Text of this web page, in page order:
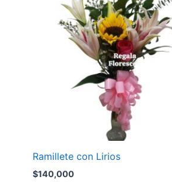
Ramillete con Lirios
$140,000